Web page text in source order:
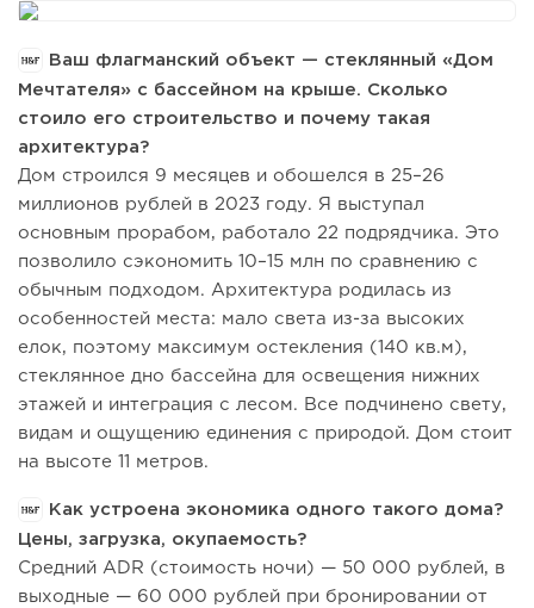
Ваш флагманский объект — стеклянный «Дом
Мечтателя» с бассейном на крыше. Сколько
стоило его строительство и почему такая
архитектура?
Дом строился 9 месяцев и обошелся в 25–26
миллионов рублей в 2023 году. Я выступал
основным прорабом, работало 22 подрядчика. Это
позволило сэкономить 10–15 млн по сравнению с
обычным подходом. Архитектура родилась из
особенностей места: мало света из-за высоких
елок, поэтому максимум остекления (140 кв.м),
стеклянное дно бассейна для освещения нижних
этажей и интеграция с лесом. Все подчинено свету,
видам и ощущению единения с природой. Дом стоит
на высоте 11 метров.
Как устроена экономика одного такого дома?
Цены, загрузка, окупаемость?
Средний ADR (стоимость ночи) — 50 000 рублей, в
выходные — 60 000 рублей при бронировании от